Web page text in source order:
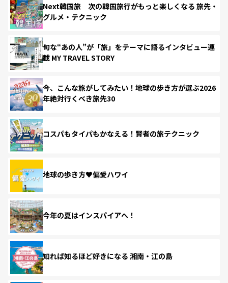
Next韓国旅 次の韓国旅行がもっと楽しくなる 旅先・
グルメ・テクニック
旬な“あの人”が「旅」をテーマに語るインタビュー連
載 MY TRAVEL STORY
今、こんな旅がしてみたい！地球の歩き方が選ぶ2026
年絶対行くべき旅先30
コスパもタイパもかなえる！賢者の旅テクニック
地球の歩き方♥偏愛ハワイ
今年の夏はインスパイアへ！
知れば知るほど好きになる 湘南・江の島